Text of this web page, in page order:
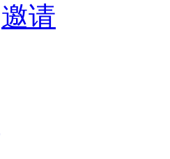
邀请